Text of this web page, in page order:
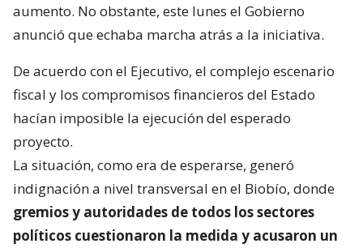
aumento. No obstante, este lunes el Gobierno
anunció que echaba marcha atrás a la iniciativa.
De acuerdo con el Ejecutivo, el complejo escenario
fiscal y los compromisos financieros del Estado
hacían imposible la ejecución del esperado
proyecto.
La situación, como era de esperarse, generó
indignación a nivel transversal en el Biobío, donde
gremios y autoridades de todos los sectores
políticos cuestionaron la medida y acusaron un